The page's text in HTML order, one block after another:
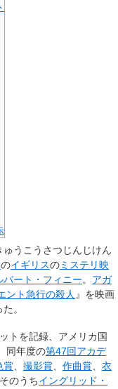
ゅうこうさつじんじけん
のイギリスのミステリ映
バート・フィニー。 アガ
ント急行の殺人 』を映画
。
トを記録、アメリカ国
同年度の第47回アカデ
賞、 撮影賞、 作曲賞、 衣
のうちイングリッド・